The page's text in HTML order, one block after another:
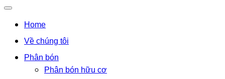
Home
Về chúng tôi
Phân bón
Phân bón hữu cơ